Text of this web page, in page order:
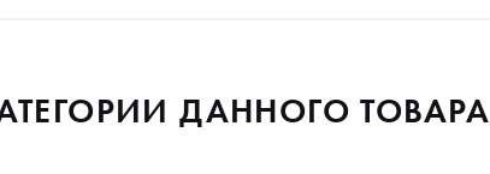
ДАННОГО ТОВАРА